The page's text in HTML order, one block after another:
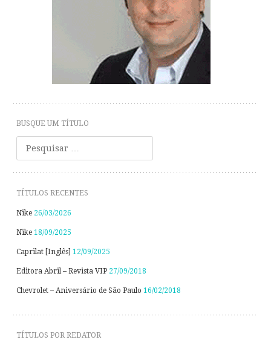
BUSQUE UM TÍTULO
Pesquisar
TÍTULOS RECENTES
Nike 26/03/2026
Nike 18/09/2025
Caprilat [Inglês] 12/09/2025
Editora Abril – Revista VIP 27/09/2018
Chevrolet – Aniversário de São Paulo 16/02/2018
TÍTULOS POR REDATOR